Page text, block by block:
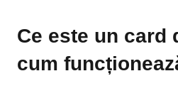
Ce este un card
cum